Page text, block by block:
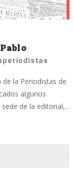
la Periodistas de
algunos
de la editorial,...